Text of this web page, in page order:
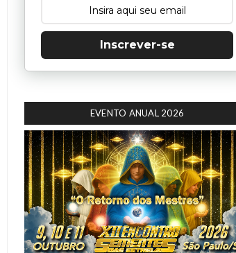
Inscrever-se
EVENTO ANUAL 2026